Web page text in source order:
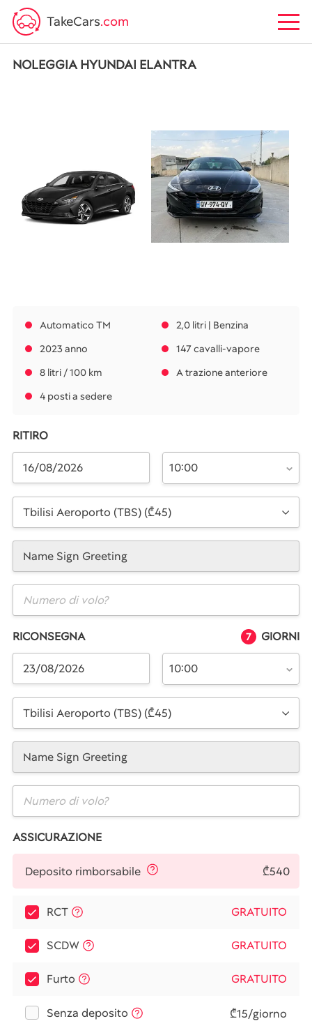
TakeCars.com
NOLEGGIA HYUNDAI ELANTRA
Automatico TM
2,0 litri | Benzina
2023 anno
147 cavalli-vapore
8 litri / 100 km
A trazione anteriore
4 posti a sedere
RITIRO
10:00
Tbilisi Aeroporto (TBS) (₾45)
Name Sign Greeting
RICONSEGNA 7 GIORNI
10:00
Tbilisi Aeroporto (TBS) (₾45)
Name Sign Greeting
ASSICURAZIONE
Deposito rimborsabile ₾540
RCT GRATUITO
SCDW GRATUITO
Furto GRATUITO
Senza deposito ₾15/giorno